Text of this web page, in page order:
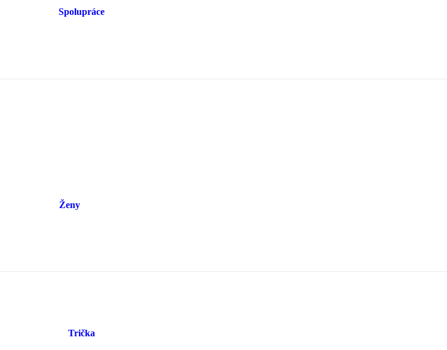
Spolupráce
Ženy
Trička